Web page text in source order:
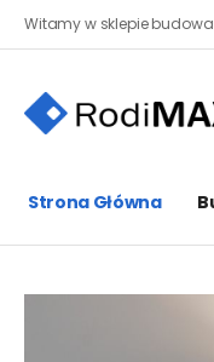
Witamy w sklepie
Strona Główna